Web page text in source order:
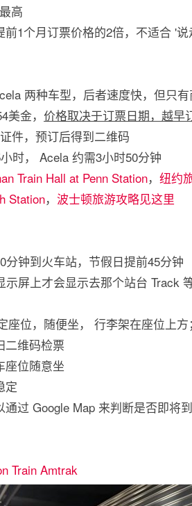
高
1个月订票价格的2倍，不适合 '说
两种车型，后者速度快，但只
金， 价格取决于订票日期，越早
件，预订后得到二维码
时， Acela 约需3小时50分钟
Train Hall at Penn Station， 纽约
Station， 波士顿旅游攻略见这里
钟到火车站，节假日提前45分钟
屏上才会显示去那个站台 Track
座位，随便坐， 行李架在座位上
二维码检票
座位随意坐
定
过 Google Map 来判断是否即将
Train Amtrak